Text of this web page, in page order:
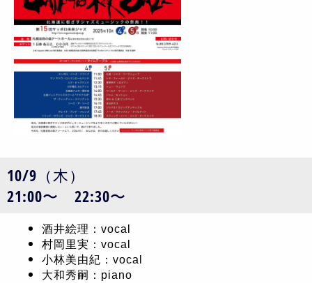
10/9（木）
21:00〜 22:30〜
酒井絵理：vocal
村岡里実：vocal
小林美由紀：vocal
大和秀嗣：piano